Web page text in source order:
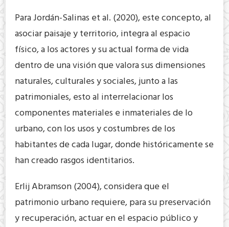
Para Jordán-Salinas et al. (2020), este concepto, al
asociar paisaje y territorio, integra al espacio
físico, a los actores y su actual forma de vida
dentro de una visión que valora sus dimensiones
naturales, culturales y sociales, junto a las
patrimoniales, esto al interrelacionar los
componentes materiales e inmateriales de lo
urbano, con los usos y costumbres de los
habitantes de cada lugar, donde históricamente se
han creado rasgos identitarios.
Erlij Abramson (2004), considera que el
patrimonio urbano requiere, para su preservación
y recuperación, actuar en el espacio público y